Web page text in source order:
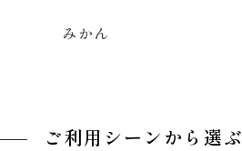
みかん
ご利用シーンから選ぶ